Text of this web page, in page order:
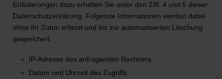
Erläuterungen dazu erhalten Sie unter den Ziff. 4 und 5 dieser
Datenschutzerklärung. Folgende Informationen werden dabei
ohne Ihr Zutun erfasst und bis zur automatisierten Löschung
gespeichert:
IP-Adresse des anfragenden Rechners,
Datum und Uhrzeit des Zugriffs,